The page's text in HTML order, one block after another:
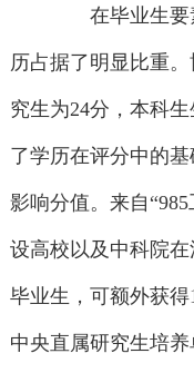
在毕业生要
历占据了明显比重
究生为24分，本科
了学历在评分中的
影响分值。来自
设高校以及中科院
毕业生，可额外获得
中央直属研究生培